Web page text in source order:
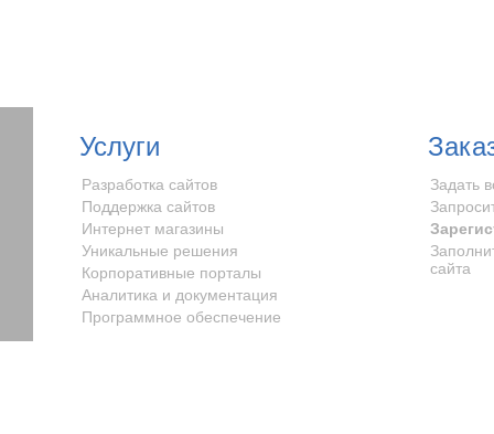
Услуги
Разработка сайтов
Поддержка сайтов
Интернет магазины
Уникальные решения
Корпоративные порталы
Аналитика и документация
Программное обеспечение
Задать
сайта